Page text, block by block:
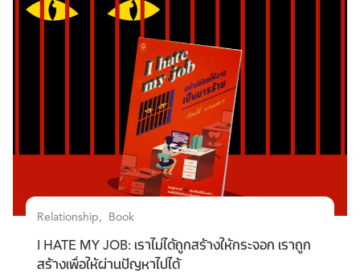
Relationship Book
I HATE MY JOB: เราไม่ได้ถูกสร้างให้กระจอก เราถูก
สร้างเพื่อให้ผ่านปัญหาไปได้